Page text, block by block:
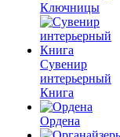
Ключницы
Сувенир
интерьерный
Книга
Ордена